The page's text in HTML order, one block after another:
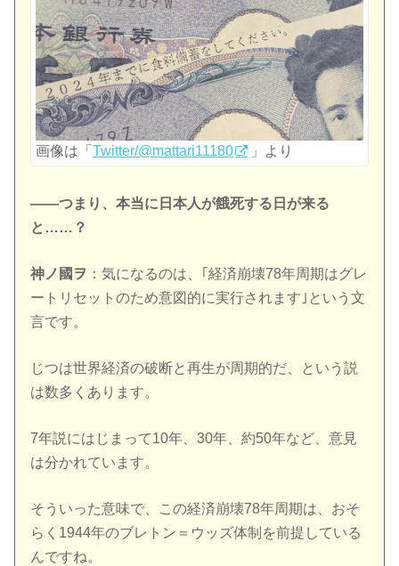
画像は「Twitter/@mattari11180 」より
――つまり、本当に日本人が餓死する日が来る
と……？
神ノ國ヲ ：気になるのは、｢経済崩壊78年周期はグレ
ートリセットのため意図的に実行されます｣という文
言です。
じつは世界経済の破断と再生が周期的だ、という説
は数多くあります。
7年説にはじまって10年、30年、約50年など、意見
は分かれています。
そういった意味で、この経済崩壊78年周期は、おそ
らく1944年のブレトン＝ウッズ体制を前提している
んですね。